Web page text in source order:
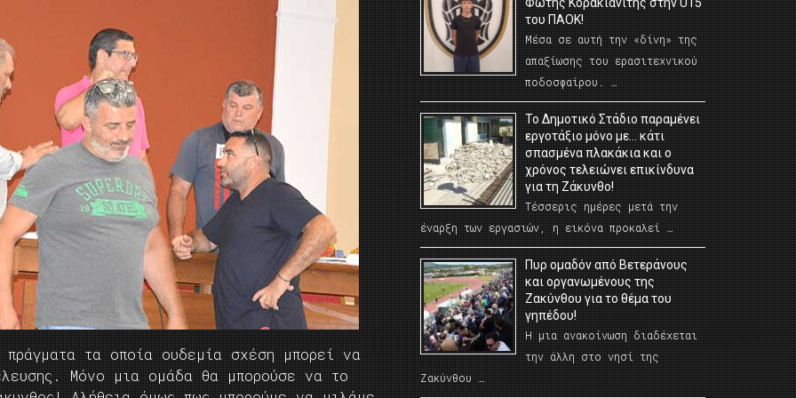
τα οποία ουδεμία σχέση μπορεί να
Μόνο μια ομάδα θα μπορούσε να το
του ΠΑΟΚ!
Μέσα σε αυτή την «δίνη» της
απαξίωσης του ερασιτεχνικού
ποδοσφαίρου. …
Το Δημοτικό Στάδιο παραμένει
εργοτάξιο μόνο με… κάτι
σπασμένα πλακάκια και ο
χρόνος τελειώνει επικίνδυνα
για τη Ζάκυνθο!
Τέσσερις ημέρες μετά την
έναρξη των εργασιών, η εικόνα προκαλεί …
Πυρ ομαδόν από Βετεράνους
και οργανωμένους της
Ζακύνθου για το θέμα του
γηπέδου!
Η μια ανακοίνωση διαδέχεται
την άλλη στο νησί της
Ζακύνθου …